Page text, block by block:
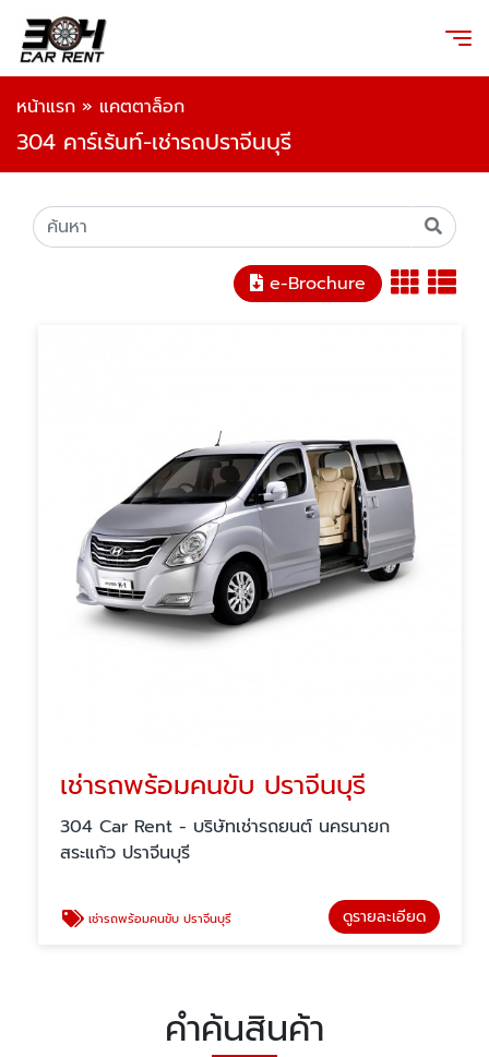
หน้าแรก » แคตตาล็อก
304 คาร์เร้นท์-เช่ารถปราจีนบุรี
e-Brochure
เช่ารถพร้อมคนขับ ปราจีนบุรี
304 Car Rent - บริษัทเช่ารถยนต์ นครนายก
สระแก้ว ปราจีนบุรี
เช่ารถพร้อมคนขับ ปราจีนบุรี ดูรายละเอียด
คำค้นสินค้า